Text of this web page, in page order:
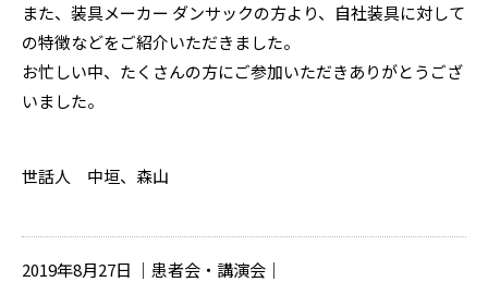
また、装具メーカー ダンサックの方より、自社装具に対して
の特徴などをご紹介いただきました。
お忙しい中、たくさんの方にご参加いただきありがとうござ
いました。
世話人 中垣、森山
2019年8月27日 ｜患者会・講演会｜